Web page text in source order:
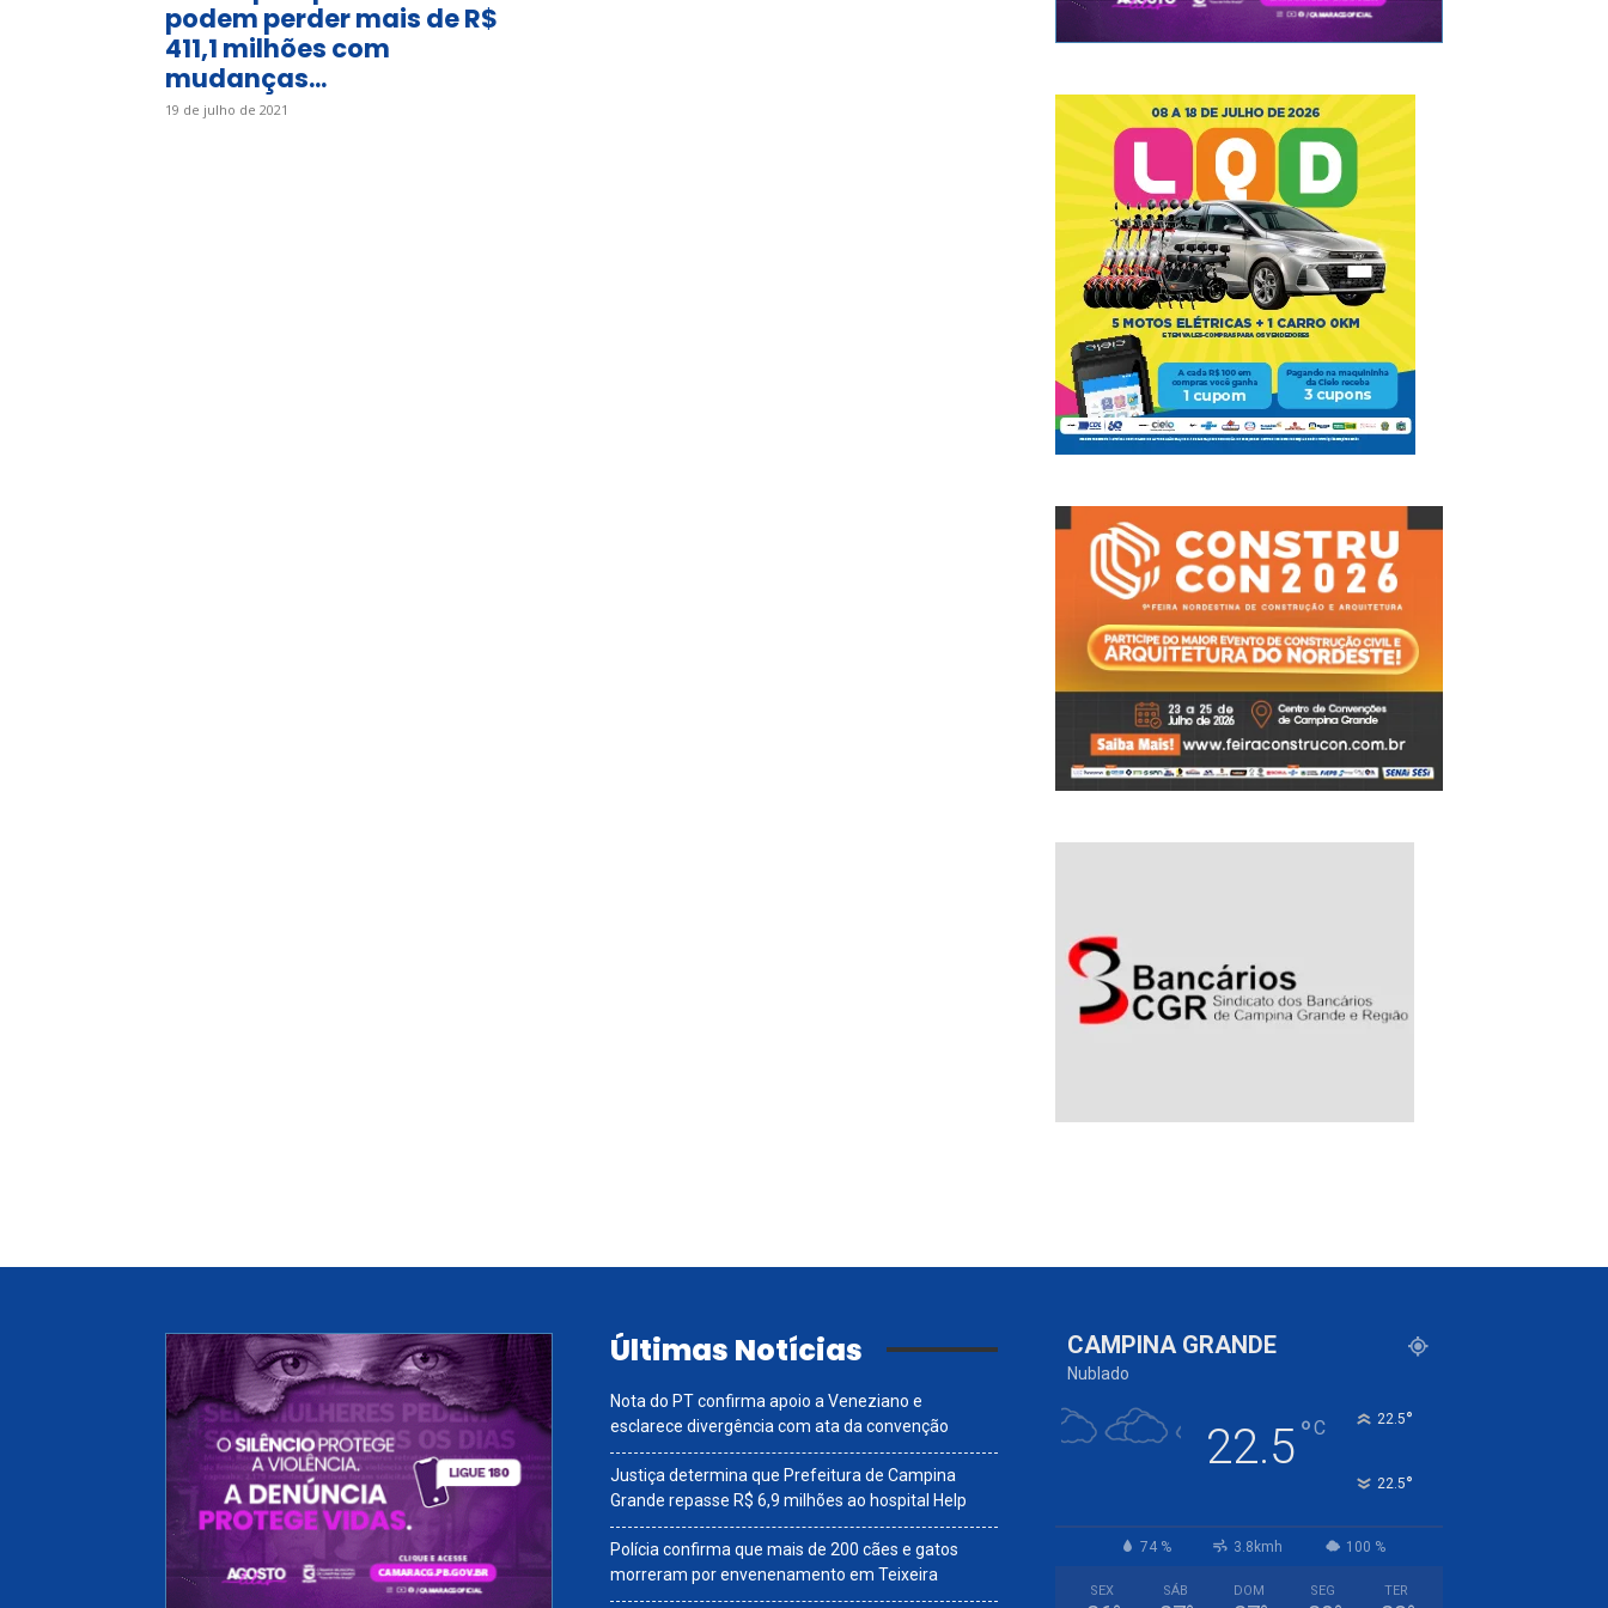
podem perder mais de R$
411,1 milhões com
mudanças...
19 de julho de 2021
Últimas Notícias
Nota do PT confirma apoio a Veneziano e
esclarece divergência com ata da convenção
Justiça determina que Prefeitura de Campina
Grande repasse R$ 6,9 milhões ao hospital Help
Polícia confirma que mais de 200 cães e gatos
morreram por envenenamento em Teixeira
CAMPINA GRANDE
Nublado
22.5°C 22.5°
22.5°
74 % 3.8kmh 100 %
SEX SÁB DOM SEG TER